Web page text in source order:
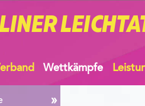
Wettkämpfe